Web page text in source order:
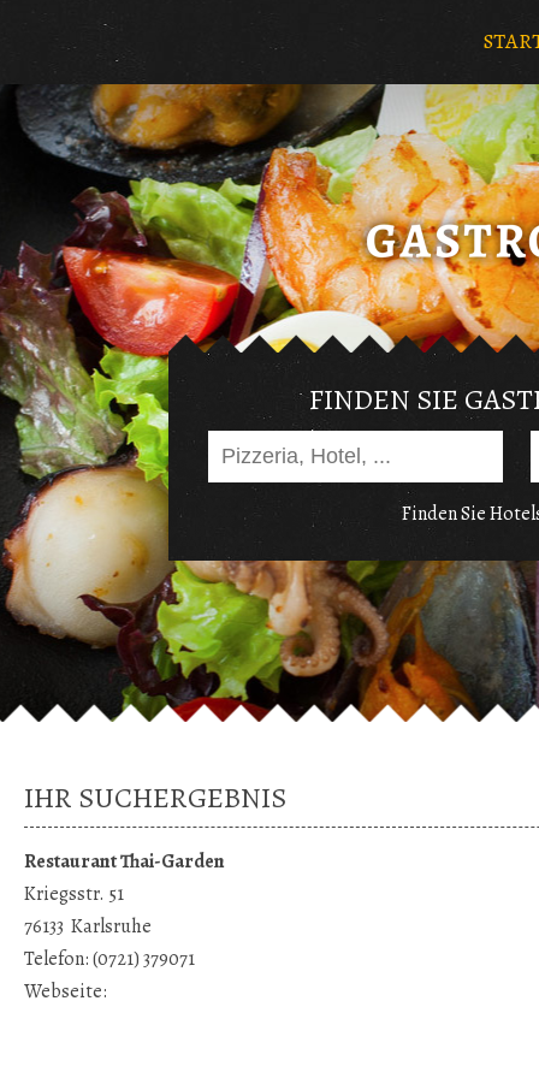
FINDEN SIE
Finden Sie
IHR SUCHERGEBNIS
Restaurant Thai-Garden
Kriegsstr. 51
76133 Karlsruhe
Telefon:(0721) 379071
Webseite: